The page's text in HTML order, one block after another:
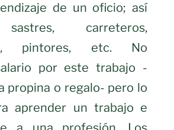
de un oficio; así
carreteros,
pintores, etc. No
por este trabajo -
propina o regalo- pero lo
aprender un trabajo e